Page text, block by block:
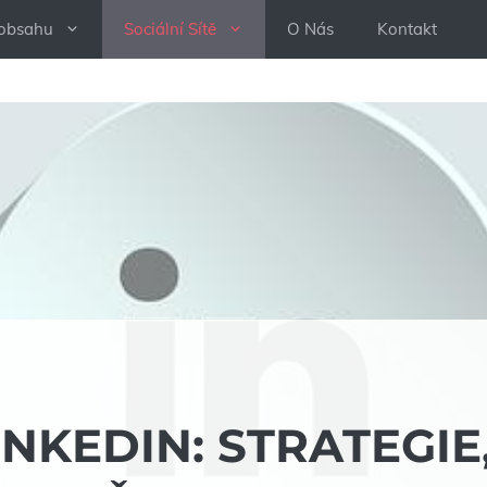
Sociální Sítě O Nás Kontakt